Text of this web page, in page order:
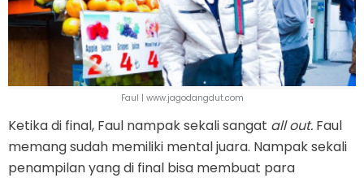
Faul | www.jagodangdut.com
Ketika di final, Faul nampak sekali sangat all out. Faul
memang sudah memiliki mental juara. Nampak sekali
penampilan yang di final bisa membuat para